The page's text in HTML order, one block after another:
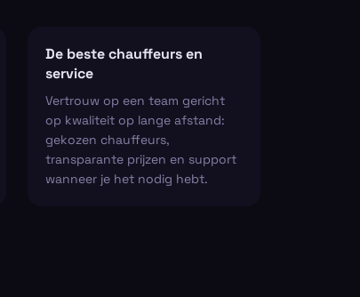
De beste chauffeurs en
service
Vertrouw op een team gericht
op kwaliteit op lange afstand:
gekozen chauffeurs,
transparante prijzen en support
wanneer je het nodig hebt.